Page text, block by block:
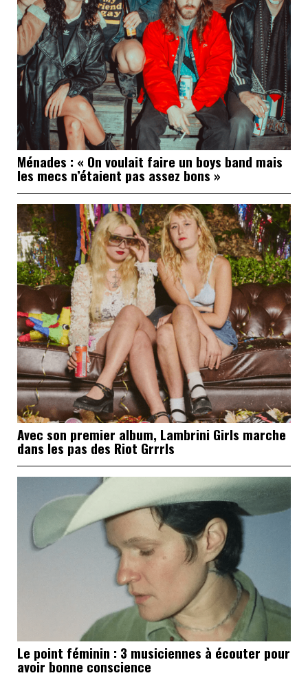
Ménades : « On voulait faire un boys band mais
les mecs n’étaient pas assez bons »
Avec son premier album, Lambrini Girls marche
dans les pas des Riot Grrrls
Le point féminin : 3 musiciennes à écouter pour
avoir bonne conscience